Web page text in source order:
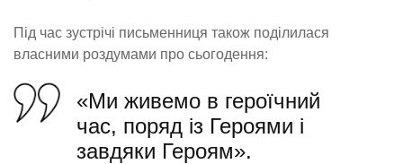
Під час зустрічі письменниця також поділилася
власними роздумами про сьогодення:
«Ми живемо в героїчний
час, поряд із Героями і
завдяки Героям».